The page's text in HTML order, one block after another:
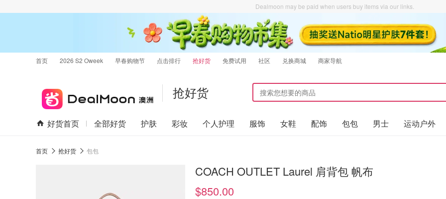
Dealmoon may be paid when users buy items via our links.
首页 2026 S2 Oweek 早春购物节 点击排行 抢好货 免费试用 社区 兑换商城 商家导航
抢好货
好货首页 全部好货 护肤 彩妆 个人护理 服饰 女鞋 配饰 包包 男士 运动户外
首页 抢好货 包包
COACH OUTLET Laurel 肩背包 帆布
$850.00